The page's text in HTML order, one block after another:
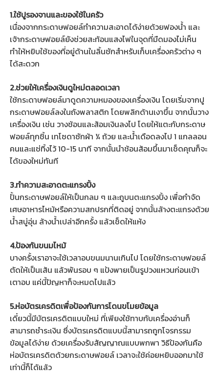
1.ใช้ปูรองจานและของใช้ในครัว
เนื่องจากกระดาษฟอยล์ทำความสะอาดได้ง่ายด้วยฟองน้ำ และ
เจ้ากระดาษฟอยล์ยังช่วยสะท้อนแสงไฟในจุดที่มืดมองไม่เห็น
ทำให้หยิบใช้ของที่อยู่ด้านในลิ้นชักสำหรับเก็บเครื่องครัวต่าง ๆ
ได้สะดวก
2.ช่วยให้เครื่องเงินดูใหม่ตลอดเวลา
ใช้กระดาษฟอยล์มาดูดความหมองของเครื่องเงิน โดยเริ่มจากปู
กระดาษฟอยล์ลงในถังพลาสติก โดยพลิกด้านเงาขึ้น จากนั้นวาง
เครื่องเงิน เช่น วางช้อนและส้อมเงินลงไป โดยให้แตะกับกระดาษ
ฟอยล์ทุกชิ้น เทโซดาซักผ้า ¼ ถ้วย และน้ำเดือดลงไป 1 แกลลอน
คนและแช่ทิ้งไว้ 10-15 นาที จากนั้นนำช้อนส้อมขึ้นมาเช็ดคุณก็จะ
ได้ของใหม่ทันที
3.ทำความสะอาดตะแกรงปิ้ง
ปั้นกระดาษฟอยล์ให้เป็นกลม ๆ และถูบนตะแกรงปิ้ง เพื่อกำจัด
เศษอาหารไหม้หรือความสกปรกที่ติดอยู่ จากนั้นล้างตะแกรงด้วย
น้ำสบู่อุ่น ล้างน้ำเปล่าอีกครั้ง แล้วเช็ดให้แห้ง
4.ป้องกันขนมไหม้
บางครั้งเราอาจะใช้เวลาอบขนมนานเกินไป โดยใช้กระดาษฟอยล์
ตัดให้เป็นเส้น แล้วพันรอบ ๆ แป้งพายเป็นรูปวงแหวนก่อนเข้า
เตาอบ แค่นี้ปัญหาก็จะหมดไปแล้ว
5.ห่อบัตรเครดิตเพื่อป้องกันการโดนขโมยข้อมูล
เดี๋ยวนี้มีบัตรเครดิตแบบใหม่ ที่เพียงใช้ทาบกับเครื่องอ่านก็
สามารถชำระเงิน ซึ่งบัตรเครดิตแบบนี้สามารถถูกโจรกรรม
ข้อมูลได้ง่าย ด้วยเครื่องรับสัญญาณแบบพกพา วิธีป้องกันคือ
ห่อบัตรเครดิตด้วยกระดาษฟอยล์ เวลาจะใช้ค่อยหยิบออกมาใช้
เท่านี้ก็ได้แล้ว